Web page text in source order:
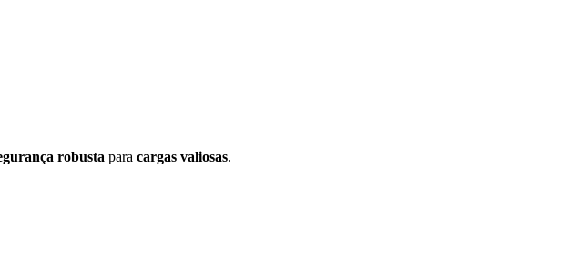
robusta para cargas valiosas.